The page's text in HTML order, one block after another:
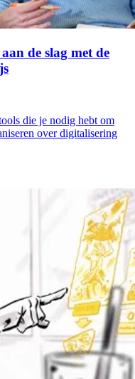
de slag met de
die je nodig hebt om
over digitalisering